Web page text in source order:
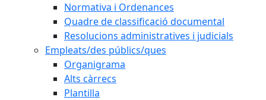
Normativa i Ordenances
Quadre de classificació documental
Resolucions administratives i judicials
Empleats/des públics/ques
Organigrama
Alts càrrecs
Plantilla